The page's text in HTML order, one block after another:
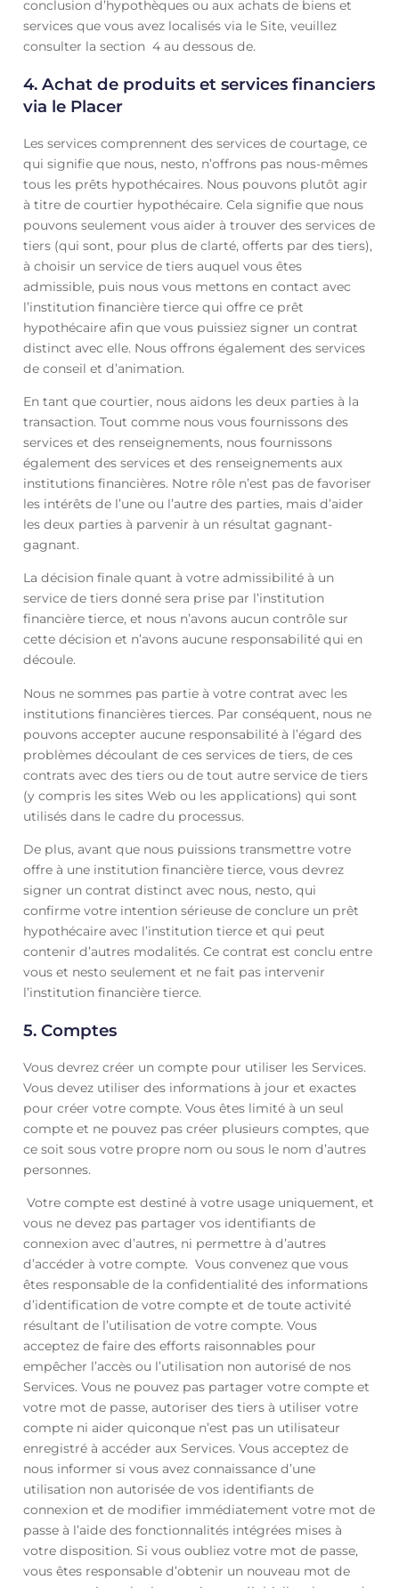
conclusion d’hypothèques ou aux achats de biens et
services que vous avez localisés via le Site, veuillez
consulter la section 4 au dessous de.
4. Achat de produits et services financiers
via le Placer
Les services comprennent des services de courtage, ce
qui signifie que nous, nesto, n’offrons pas nous-mêmes
tous les prêts hypothécaires. Nous pouvons plutôt agir
à titre de courtier hypothécaire. Cela signifie que nous
pouvons seulement vous aider à trouver des services de
tiers (qui sont, pour plus de clarté, offerts par des tiers),
à choisir un service de tiers auquel vous êtes
admissible, puis nous vous mettons en contact avec
l’institution financière tierce qui offre ce prêt
hypothécaire afin que vous puissiez signer un contrat
distinct avec elle. Nous offrons également des services
de conseil et d’animation.
En tant que courtier, nous aidons les deux parties à la
transaction. Tout comme nous vous fournissons des
services et des renseignements, nous fournissons
également des services et des renseignements aux
institutions financières. Notre rôle n’est pas de favoriser
les intérêts de l’une ou l’autre des parties, mais d’aider
les deux parties à parvenir à un résultat gagnant-
gagnant.
La décision finale quant à votre admissibilité à un
service de tiers donné sera prise par l’institution
financière tierce, et nous n’avons aucun contrôle sur
cette décision et n’avons aucune responsabilité qui en
découle.
Nous ne sommes pas partie à votre contrat avec les
institutions financières tierces. Par conséquent, nous ne
pouvons accepter aucune responsabilité à l’égard des
problèmes découlant de ces services de tiers, de ces
contrats avec des tiers ou de tout autre service de tiers
(y compris les sites Web ou les applications) qui sont
utilisés dans le cadre du processus.
De plus, avant que nous puissions transmettre votre
offre à une institution financière tierce, vous devrez
signer un contrat distinct avec nous, nesto, qui
confirme votre intention sérieuse de conclure un prêt
hypothécaire avec l’institution tierce et qui peut
contenir d’autres modalités. Ce contrat est conclu entre
vous et nesto seulement et ne fait pas intervenir
l’institution financière tierce.
5. Comptes
Vous devrez créer un compte pour utiliser les Services.
Vous devez utiliser des informations à jour et exactes
pour créer votre compte. Vous êtes limité à un seul
compte et ne pouvez pas créer plusieurs comptes, que
ce soit sous votre propre nom ou sous le nom d’autres
personnes.
Votre compte est destiné à votre usage uniquement, et
vous ne devez pas partager vos identifiants de
connexion avec d’autres, ni permettre à d’autres
d’accéder à votre compte. Vous convenez que vous
êtes responsable de la confidentialité des informations
d’identification de votre compte et de toute activité
résultant de l’utilisation de votre compte. Vous
acceptez de faire des efforts raisonnables pour
empêcher l’accès ou l’utilisation non autorisé de nos
Services. Vous ne pouvez pas partager votre compte et
votre mot de passe, autoriser des tiers à utiliser votre
compte ni aider quiconque n’est pas un utilisateur
enregistré à accéder aux Services. Vous acceptez de
nous informer si vous avez connaissance d’une
utilisation non autorisée de vos identifiants de
connexion et de modifier immédiatement votre mot de
passe à l’aide des fonctionnalités intégrées mises à
votre disposition. Si vous oubliez votre mot de passe,
vous êtes responsable d’obtenir un nouveau mot de